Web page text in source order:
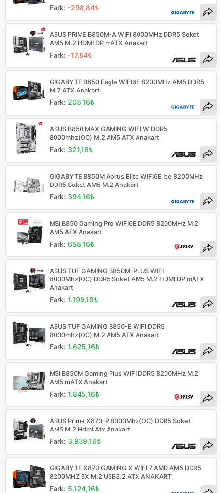
Fark: -298,84₺
ASUS PRIME B850M-A WIFI 8000MHz DDR5 Soket
AM5 M.2 HDMI DP mATX Anakart
Fark: -17,84₺
GIGABYTE B850 Eagle WIFI6E 8200MHz AM5 DDR5
M.2 ATX Anakart
Fark: 205,16₺
ASUS B850 MAX GAMING WIFI W DDR5
8000mhz(OC) M.2 AM5 ATX Anakart
Fark: 321,16₺
GIGABYTE B850M Aorus Elite WIFI6E Ice 8200MHz
DDR5 Soket AM5 M.2 Anakart
Fark: 394,16₺
MSI B850 Gaming Pro WIFI6E DDR5 8200MHz M.2
AM5 ATX Anakart
Fark:658,16₺
ASUS TUF GAMING B850M-PLUS WIFI
8000Mhz(OC) DDR5 Soket AM5 M.2 HDMI DP mATX
Anakart
Fark:1.199,16₺
ASUS TUF GAMING B850-E WIFI DDR5
8000mhz(OC) M.2 AM5 ATX Anakart
Fark:1.625,16₺
MSI B850M Gaming Plus WIFI DDR5 8200MHz M.2
AM5 mATX Anakart
Fark:1.845,16₺
ASUS Prime X870-P 8000Mhz(OC) DDR5 Soket
AM5 M.2 Hdmi Atx Anakart
Fark: 3.939,16₺
GIGABYTE X870 GAMING X WIFI 7 AMD AM5 DDR5
8200MHZ 3X M.2 USB3.2 ATX ANAKART
Fark: 5.124,16₺